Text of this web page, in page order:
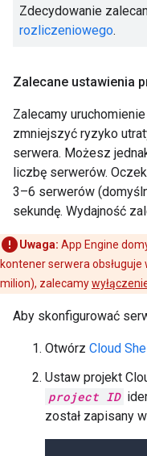
Zdecydowanie
rozliczeniowego.
Zalecane ustawienia
Zalecamy
zmniejszyć ryzyko
serwera. Możesz
liczbę serwerów.
3–6 serwerów
sekundę. Wydajność
Uwaga: App Engine
kontener serwera
milion), zalecamy
Aby skonfigurować
Otwórz Cloud
Ustaw projekt
project ID
został zapisany